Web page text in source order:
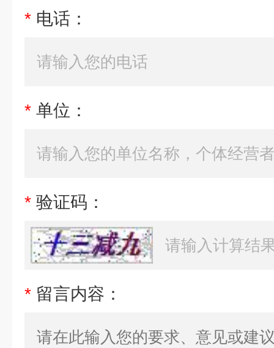
* 电话：
* 单位：
* 验证码：
* 留言内容：